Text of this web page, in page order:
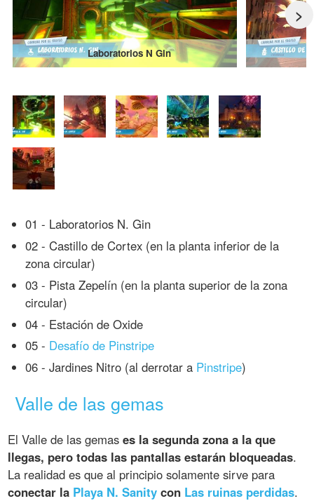
>
Laboratorios N Gin
01 - Laboratorios N. Gin
02 - Castillo de Cortex (en la planta inferior de la
zona circular)
03 - Pista Zepelín (en la planta superior de la zona
circular)
04 - Estación de Oxide
05 - Desafío de Pinstripe
06 - Jardines Nitro (al derrotar a Pinstripe)
Valle de las gemas
El Valle de las gemases la segunda zona a la que
llegas, pero todas las pantallas estarán bloqueadas.
La realidad es que al principio solamente sirve para
conectar la Playa N. Sanity con Las ruinas perdidas.